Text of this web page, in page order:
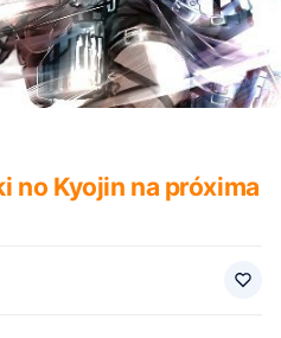
no Kyojin na próxima